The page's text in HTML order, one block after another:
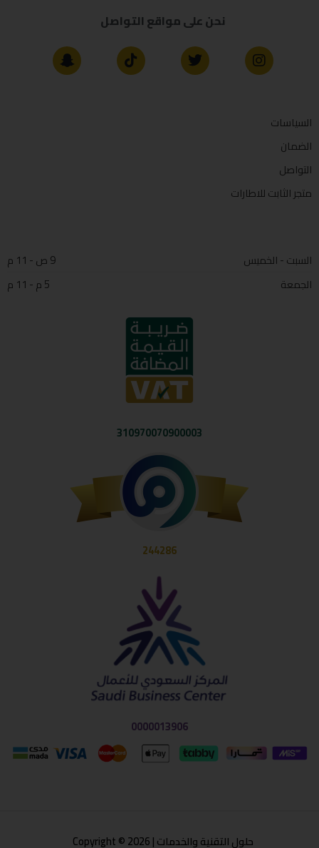
نحن على مواقع التواصل
السياسات
الضمان
التواصل
متجر الثابت للاطارات
السبت - الخميس
9 ص - 11 م
الجمعة
5 م - 11 م
310970070900003
244286
0000013906
حلول التقنية والخدمات | Copyright © 2026